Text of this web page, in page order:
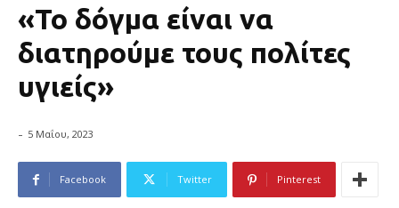
«Το δόγμα είναι να
διατηρούμε τους πολίτες
υγιείς»
- 5 Μαΐου, 2023
Facebook Twitter Pinterest